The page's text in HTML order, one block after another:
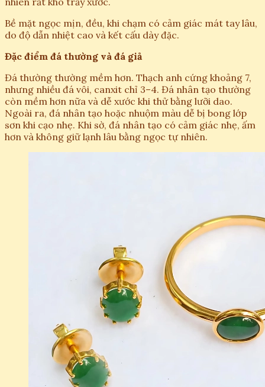
Bề mặt ngọc mịn, đều, khi chạm có cảm giác mát tay lâu,
do độ dẫn nhiệt cao và kết cấu dày đặc.
Đặc điểm đá thường và đá giả
Đá thường thường mềm hơn. Thạch anh cứng khoảng 7,
nhưng nhiều đá vôi, canxit chỉ 3–4. Đá nhân tạo thường
còn mềm hơn nữa và dễ xước khi thử bằng lưỡi dao.
Ngoài ra, đá nhân tạo hoặc nhuộm màu dễ bị bong lớp
sơn khi cạo nhẹ. Khi sờ, đá nhân tạo có cảm giác nhẹ, ấm
hơn và không giữ lạnh lâu bằng ngọc tự nhiên.